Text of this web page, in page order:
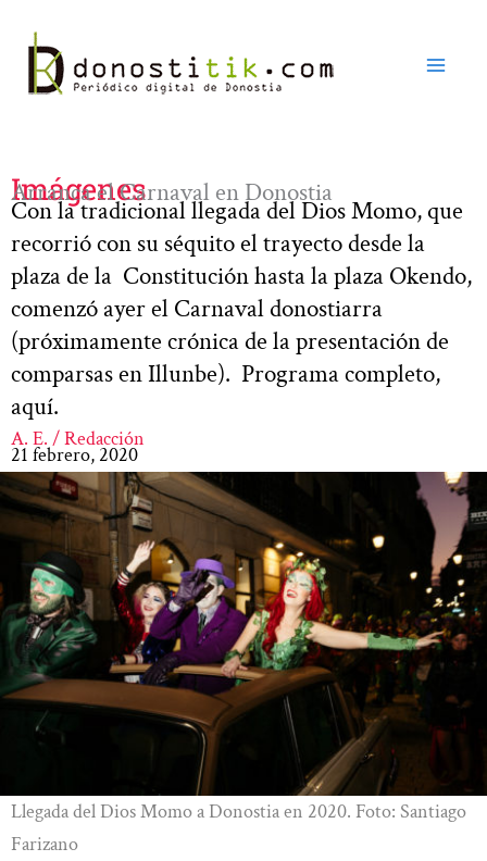
contenido
Imágenes
Arranca el Carnaval en Donostia
Con la tradicional llegada del Dios Momo, que
recorrió con su séquito el trayecto desde la
plaza de la Constitución hasta la plaza Okendo,
comenzó ayer el Carnaval donostiarra
(próximamente crónica de la presentación de
comparsas en Illunbe). Programa completo,
aquí.
A. E. / Redacción
21 febrero, 2020
Llegada del Dios Momo a Donostia en 2020. Foto: Santiago
Farizano